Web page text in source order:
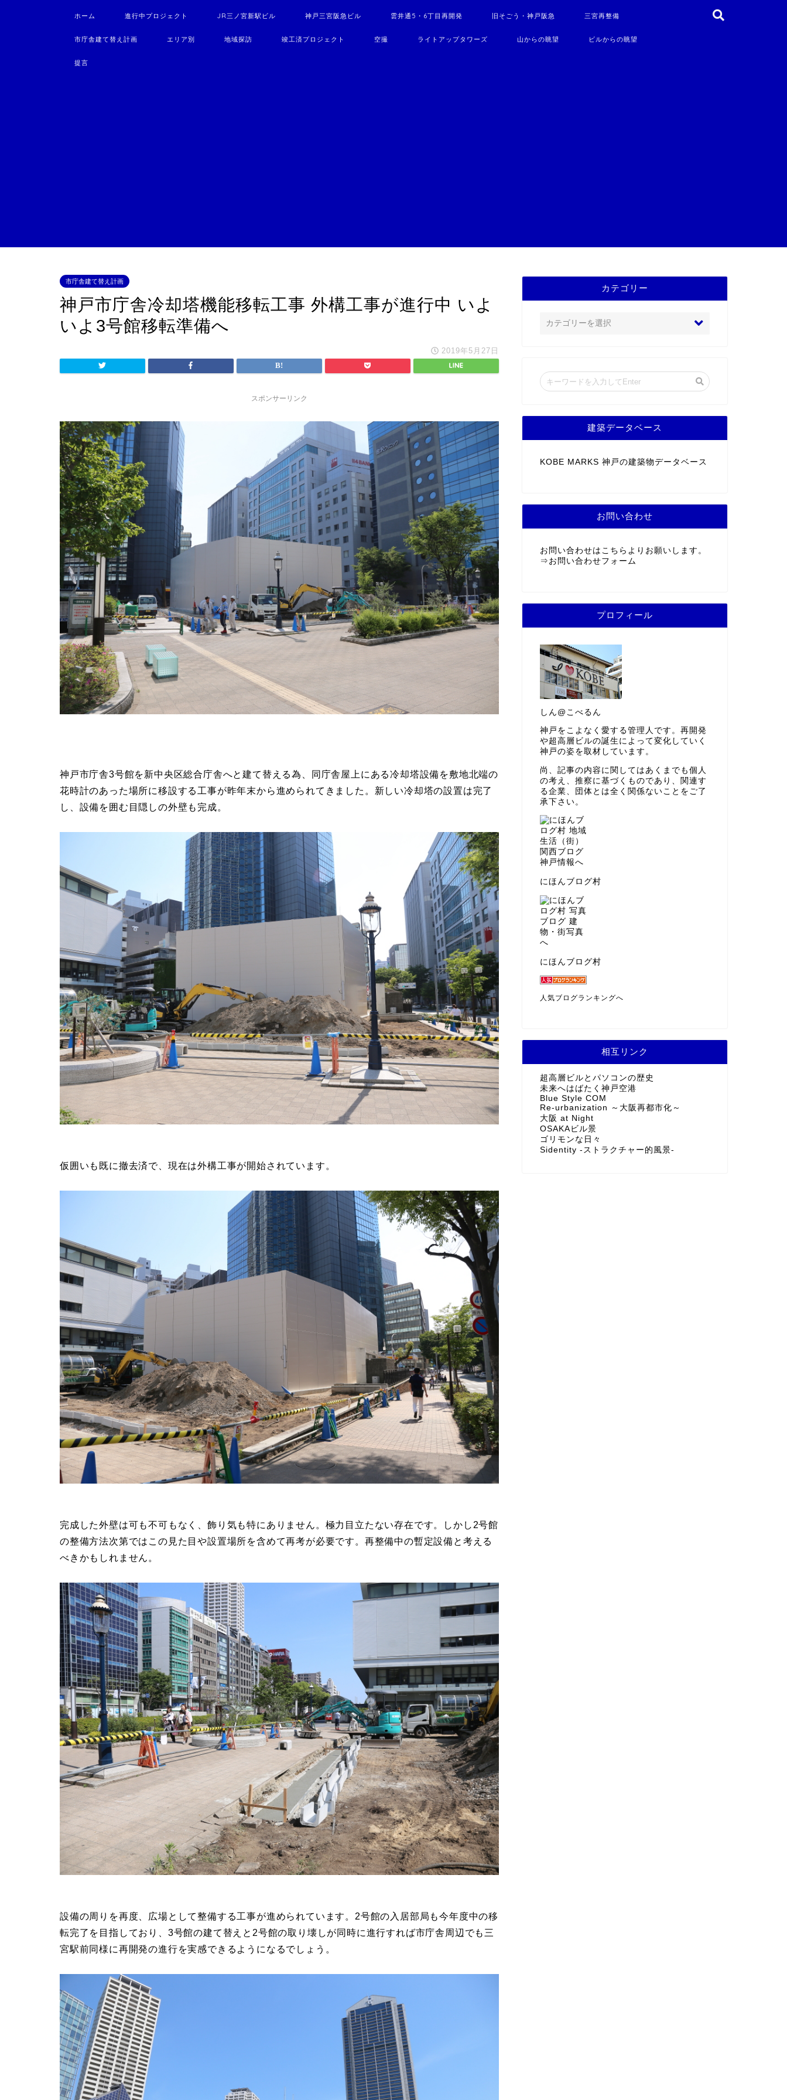
ホーム 進行中プロジェクト JR三ノ宮新駅ビル 神戸三宮阪急ビル 雲井通5・6丁目再開発 旧そごう・神戸阪急 三宮再整備
市庁舎建て替え計画 エリア別 地域探訪 竣工済プロジェクト 空撮 ライトアップタワーズ 山からの眺望 ビルからの眺望
提言
市庁舎建て替え計画
神戸市庁舎冷却塔機能移転工事 外構工事が進行中 いよ
いよ3号館移転準備へ
2019年5月27日
スポンサーリンク
神戸市庁舎3号館を新中央区総合庁舎へと建て替える為、同庁舎屋上にある冷却塔設備を敷地北端の
花時計のあった場所に移設する工事が昨年末から進められてきました。新しい冷却塔の設置は完了
し、設備を囲む目隠しの外壁も完成。
仮囲いも既に撤去済で、現在は外構工事が開始されています。
完成した外壁は可も不可もなく、飾り気も特にありません。極力目立たない存在です。しかし2号館
の整備方法次第ではこの見た目や設置場所を含めて再考が必要です。再整備中の暫定設備と考える
べきかもしれません。
設備の周りを再度、広場として整備する工事が進められています。2号館の入居部局も今年度中の移
転完了を目指しており、3号館の建て替えと2号館の取り壊しが同時に進行すれば市庁舎周辺でも三
宮駅前同様に再開発の進行を実感できるようになるでしょう。
カテゴリー
建築データベース
KOBE MARKS 神戸の建築物データベース
お問い合わせ
お問い合わせはこちらよりお願いします。
⇒ お問い合わせフォーム
プロフィール
しん@こべるん
神戸をこよなく愛する管理人です。再開発
や超高層ビルの誕生によって変化していく
神戸の姿を取材しています。
尚、記事の内容に関してはあくまでも個人
の考え、推察に基づくものであり、関連す
る企業、団体とは全く関係ないことをご了
承下さい。
にほんブログ村
にほんブログ村
人気ブログランキングへ
相互リンク
超高層ビルとパソコンの歴史
未来へはばたく神戸空港
Blue Style COM
Re-urbanization ～大阪再都市化～
大阪 at Night
OSAKAビル景
ゴリモンな日々
Sidentity -ストラクチャー的風景-